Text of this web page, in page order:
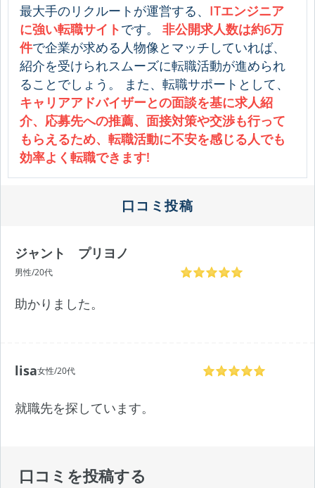
最大手のリクルートが運営する、 ITエンジニア
に強い転職サイトです。 非公開求人数は約6万
件で企業が求める人物像とマッチしていれば、
紹介を受けられスムーズに転職活動が進められ
ることでしょう。 また、転職サポートとして、
キャリアアドバイザーとの面談を基に求人紹
介、応募先への推薦、面接対策や交渉も行って
もらえるため、転職活動に不安を感じる人でも
効率よく転職できます!
口コミ投稿
ジャント プリヨノ
男性/20代
助かりました。
lisa女性/20代
就職先を探しています。
口コミを投稿する